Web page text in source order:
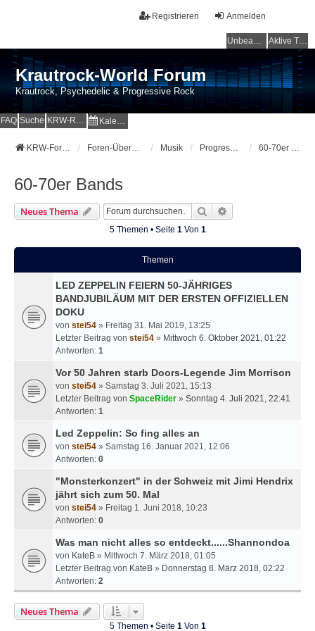
Anmelden
Registrieren
Unbeantwortete Themen Aktive Themen
Krautrock-World Forum
Krautrock, Psychedelic & Progressive Rock
FAQ Suche KRW-Radio Kalender
KRW-Forum Foren-Übersicht Musik Progressive, Psychedelic, Blues und Rock 60-70er Bands
60-70er Bands
Neues Thema Suche
5 Themen • Seite 1Von 1
Themen
LED ZEPPELIN FEIERN 50-JÄHRIGES
BANDJUBILÄUM MIT DER ERSTEN OFFIZIELLEN
DOKU
von stei54 » Freitag 31. Mai 2019, 13:25
Letzter Beitrag von stei54 » Mittwoch 6. Oktober 2021, 01:22
Antworten: 1
Vor 50 Jahren starb Doors-Legende Jim Morrison
von stei54 » Samstag 3. Juli 2021, 15:13
Letzter Beitrag von SpaceRider » Sonntag 4. Juli 2021, 22:41
Antworten: 1
Led Zeppelin: So fing alles an
von stei54 » Samstag 16. Januar 2021, 12:06
Antworten: 0
"Monsterkonzert" in der Schweiz mit Jimi Hendrix
jährt sich zum 50. Mal
von stei54 » Freitag 1. Juni 2018, 10:23
Antworten: 0
Was man nicht alles so entdeckt......Shannondoa
von KateB » Mittwoch 7. März 2018, 01:05
Letzter Beitrag von KateB » Donnerstag 8. März 2018, 02:22
Antworten: 2
Neues Thema
5 Themen • Seite 1Von 1